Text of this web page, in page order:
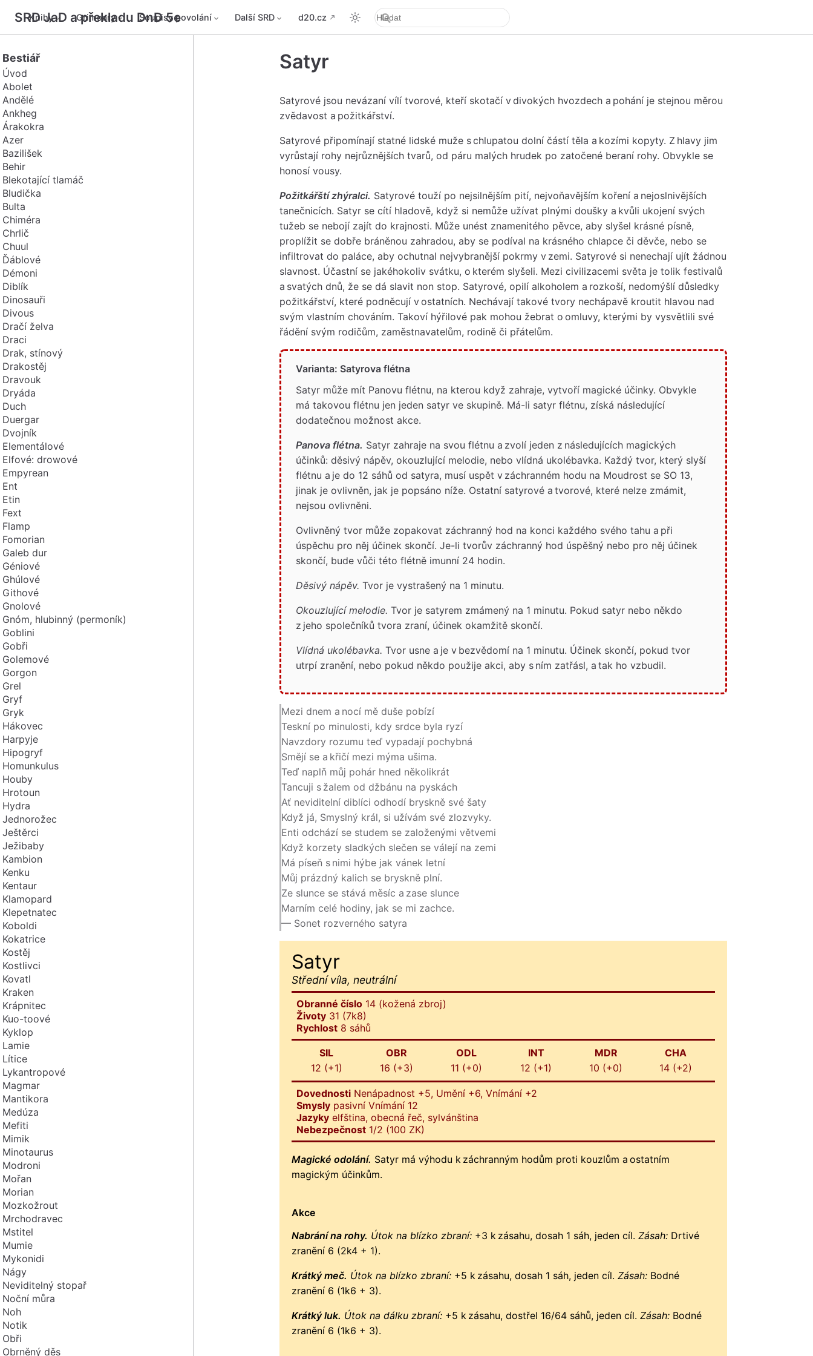
SRD JaD a překladu DnD 5e
Knihy Grimoary Soupisy povolání Další SRD d20.cz
Bestiář
Úvod
Abolet
Andělé
Ankheg
Árakokra
Azer
Bazilišek
Behir
Blekotající tlamáč
Bludička
Bulta
Chiméra
Chrlič
Chuul
Ďáblové
Démoni
Diblík
Dinosauři
Divous
Dračí želva
Draci
Drak, stínový
Drakostěj
Dravouk
Dryáda
Duch
Duergar
Dvojník
Elementálové
Elfové: drowové
Empyrean
Ent
Etin
Fext
Flamp
Fomorian
Galeb dur
Géniové
Ghúlové
Githové
Gnolové
Gnóm, hlubinný (permoník)
Goblini
Gobři
Golemové
Gorgon
Grel
Gryf
Gryk
Hákovec
Harpyje
Hipogryf
Homunkulus
Houby
Hrotoun
Hydra
Jednorožec
Ještěrci
Ježibaby
Kambion
Kenku
Kentaur
Klamopard
Klepetnatec
Koboldi
Kokatrice
Kostěj
Kostlivci
Kovatl
Kraken
Krápnitec
Kuo-toové
Kyklop
Lamie
Lítice
Lykantropové
Magmar
Mantikora
Medúza
Mefiti
Mimik
Minotaurus
Modroni
Mořan
Morian
Mozkožrout
Mrchodravec
Mstitel
Mumie
Mykonidi
Nágy
Neviditelný stopař
Noční můra
Noh
Notik
Obři
Obrněný děs
Satyr
Satyrové jsou nevázaní vílí tvorové, kteří skotačí v divokých hvozdech a pohání je stejnou měrou
zvědavost a požitkářství.
Satyrové připomínají statné lidské muže s chlupatou dolní částí těla a kozími kopyty. Z hlavy jim
vyrůstají rohy nejrůznějších tvarů, od páru malých hrudek po zatočené beraní rohy. Obvykle se
honosí vousy.
Požitkářští zhýralci. Satyrové touží po nejsilnějším pití, nejvoňavějším koření a nejoslnivějších
tanečnicích. Satyr se cítí hladově, když si nemůže užívat plnými doušky a kvůli ukojení svých
tužeb se nebojí zajít do krajnosti. Může unést znamenitého pěvce, aby slyšel krásné písně,
proplížit se dobře bráněnou zahradou, aby se podíval na krásného chlapce či děvče, nebo se
infiltrovat do paláce, aby ochutnal nejvybranější pokrmy v zemi. Satyrové si nenechají ujít žádnou
slavnost. Účastní se jakéhokoliv svátku, o kterém slyšeli. Mezi civilizacemi světa je tolik festivalů
a svatých dnů, že se dá slavit non stop. Satyrové, opilí alkoholem a rozkoší, nedomýšlí důsledky
požitkářství, které podněcují v ostatních. Nechávají takové tvory nechápavě kroutit hlavou nad
svým vlastním chováním. Takoví hýřilové pak mohou žebrat o omluvy, kterými by vysvětlili své
řádění svým rodičům, zaměstnavatelům, rodině či přátelům.
Varianta: Satyrova flétna
Satyr může mít Panovu flétnu, na kterou když zahraje, vytvoří magické účinky. Obvykle
má takovou flétnu jen jeden satyr ve skupině. Má-li satyr flétnu, získá následující
dodatečnou možnost akce.
Panova flétna. Satyr zahraje na svou flétnu a zvolí jeden z následujících magických
účinků: děsivý nápěv, okouzlující melodie, nebo vlídná ukolébavka. Každý tvor, který slyší
flétnu a je do 12 sáhů od satyra, musí uspět v záchranném hodu na Moudrost se SO 13,
jinak je ovlivněn, jak je popsáno níže. Ostatní satyrové a tvorové, které nelze zmámit,
nejsou ovlivněni.
Ovlivněný tvor může zopakovat záchranný hod na konci každého svého tahu a při
úspěchu pro něj účinek skončí. Je-li tvorův záchranný hod úspěšný nebo pro něj účinek
skončí, bude vůči této flétně imunní 24 hodin.
Děsivý nápěv. Tvor je vystrašený na 1 minutu.
Okouzlující melodie. Tvor je satyrem zmámený na 1 minutu. Pokud satyr nebo někdo
z jeho společníků tvora zraní, účinek okamžitě skončí.
Vlídná ukolébavka. Tvor usne a je v bezvědomí na 1 minutu. Účinek skončí, pokud tvor
utrpí zranění, nebo pokud někdo použije akci, aby s ním zatřásl, a tak ho vzbudil.
Mezi dnem a nocí mě duše pobízí
Teskní po minulosti, kdy srdce byla ryzí
Navzdory rozumu teď vypadají pochybná
Smějí se a křičí mezi mýma ušima.
Teď naplň můj pohár hned několikrát
Tancuji s žalem od džbánu na pyskách
Ať neviditelní diblíci odhodí bryskně své šaty
Když já, Smyslný král, si užívám své zlozvyky.
Enti odchází se studem se založenými větvemi
Když korzety sladkých slečen se válejí na zemi
Má píseň s nimi hýbe jak vánek letní
Můj prázdný kalich se bryskně plní.
Ze slunce se stává měsíc a zase slunce
Marním celé hodiny, jak se mi zachce.
— Sonet rozverného satyra
Satyr
Střední víla, neutrální
Obranné číslo 14 (kožená zbroj)
Životy 31 (7k8)
Rychlost 8 sáhů
SIL
12 (+1)
OBR
16 (+3)
ODL
11 (+0)
INT
12 (+1)
MDR
10 (+0)
CHA
14 (+2)
Dovednosti Nenápadnost +5, Umění +6, Vnímání +2
Smysly pasivní Vnímání 12
Jazyky elfština, obecná řeč, sylvánština
Nebezpečnost 1/2 (100 ZK)
Magické odolání. Satyr má výhodu k záchranným hodům proti kouzlům a ostatním
magickým účinkům.
Akce
Nabrání na rohy. Útok na blízko zbraní: +3 k zásahu, dosah 1 sáh, jeden cíl. Zásah: Drtivé
zranění 6 (2k4 + 1).
Krátký meč. Útok na blízko zbraní: +5 k zásahu, dosah 1 sáh, jeden cíl. Zásah: Bodné
zranění 6 (1k6 + 3).
Krátký luk. Útok na dálku zbraní: +5 k zásahu, dostřel 16/64 sáhů, jeden cíl. Zásah: Bodné
zranění 6 (1k6 + 3).